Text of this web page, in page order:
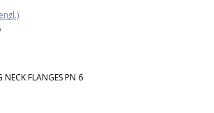
FLANGES PN 6